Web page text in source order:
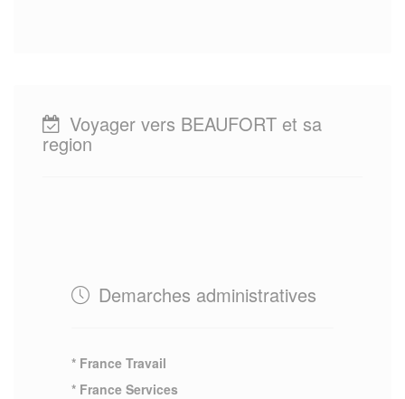
Voyager vers BEAUFORT et sa
region
Demarches administratives
* France Travail
* France Services